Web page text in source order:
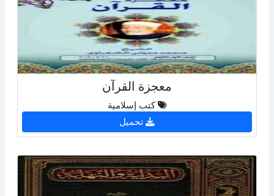
معجزة القرآن
كتب إسلامية
تحميل